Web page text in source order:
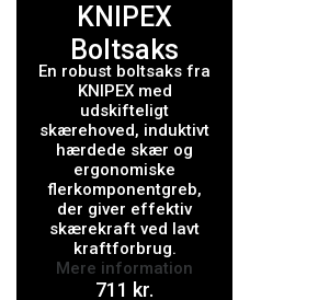
KNIPEX
Boltsaks
En robust boltsaks fra
KNIPEX med
udskifteligt
skærehoved, induktivt
hærdede skær og
ergonomiske
flerkomponentgreb,
der giver effektiv
skærekraft ved lavt
kraftforbrug.
711 kr.
Mere information